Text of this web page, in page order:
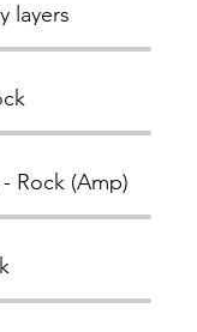
layers
Rock (Amp)